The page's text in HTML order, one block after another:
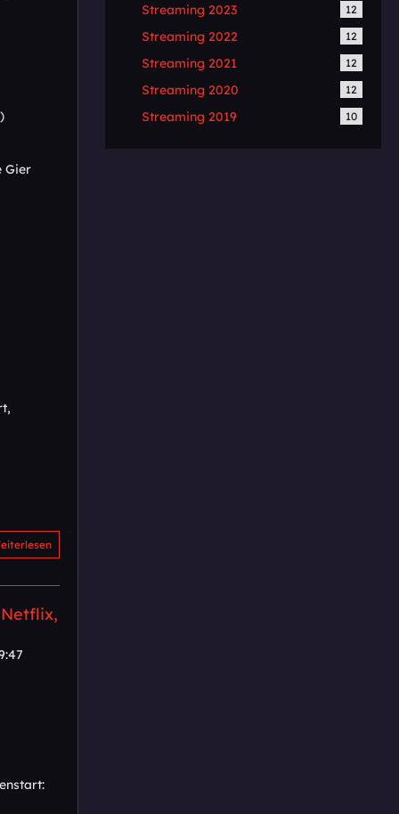
Gier
Streaming 2023 12
Streaming 2022 12
Streaming 2021 12
Streaming 2020 12
Streaming 2019 10